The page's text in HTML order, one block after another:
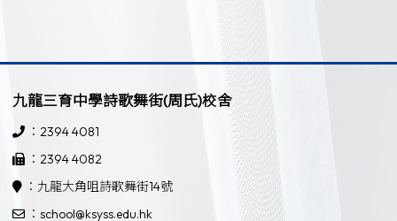
九龍三育中學詩歌舞街(周氏)校舍
：2394 4081
：2394 4082
：九龍大角咀詩歌舞街14號
：school@ksyss.edu.hk